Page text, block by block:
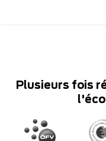
Plusieurs fois